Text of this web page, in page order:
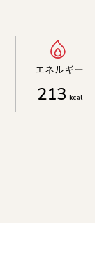
エネルギー​
213 kcal